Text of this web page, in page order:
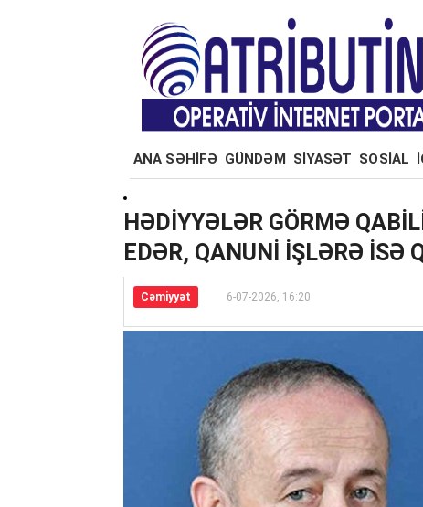
ANA SƏHİFƏ GÜNDƏM SİYASƏT SOSİAL
HƏDİYYƏLƏR GÖRMƏ
EDƏR, QANUNİ İŞLƏRƏ İSƏ
Cəmiyyət 6-07-2026, 16:20